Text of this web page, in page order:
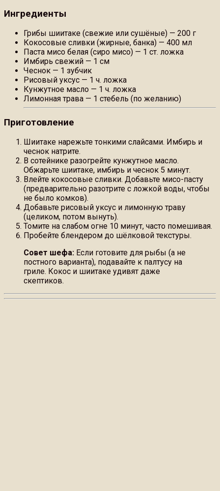
Ингредиенты
Грибы шиитаке (свежие или сушёные) — 200 г
Кокосовые сливки (жирные, банка) — 400 мл
Паста мисо белая (сиро мисо) — 1 ст. ложка
Имбирь свежий — 1 см
Чеснок — 1 зубчик
Рисовый уксус — 1 ч. ложка
Кунжутное масло — 1 ч. ложка
Лимонная трава — 1 стебель (по желанию)
Приготовление
Шиитаке нарежьте тонкими слайсами. Имбирь и
чеснок натрите.
В сотейнике разогрейте кунжутное масло.
Обжарьте шиитаке, имбирь и чеснок 5 минут.
Влейте кокосовые сливки. Добавьте мисо-пасту
(предварительно разотрите с ложкой воды, чтобы
не было комков).
Добавьте рисовый уксус и лимонную траву
(целиком, потом вынуть).
Томите на слабом огне 10 минут, часто помешивая.
Пробейте блендером до шёлковой текстуры.
Совет шефа: Если готовите для рыбы (а не
постного варианта), подавайте к палтусу на
гриле. Кокос и шиитаке удивят даже
скептиков.